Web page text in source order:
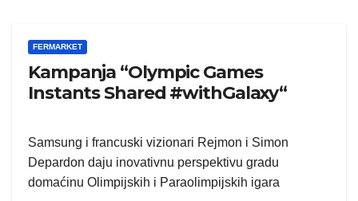
FERMARKET
Kampanja “Olympic Games
Instants Shared #withGalaxy“
Samsung i francuski vizionari Rejmon i Simon
Depardon daju inovativnu perspektivu gradu
domaćinu Olimpijskih i Paraolimpijskih igara